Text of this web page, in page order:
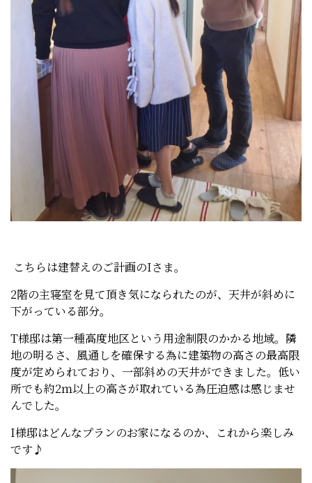
こちらは建替えのご計画のIさま。
2階の主寝室を見て頂き気になられたのが、天井が斜めに
下がっている部分。
T様邸は第一種高度地区という用途制限のかかる地域。隣
地の明るさ、風通しを確保する為に建築物の高さの最高限
度が定められており、一部斜めの天井ができました。低い
所でも約2ｍ以上の高さが取れている為圧迫感は感じませ
んでした。
I様邸はどんなプランのお家になるのか、これから楽しみ
です♪